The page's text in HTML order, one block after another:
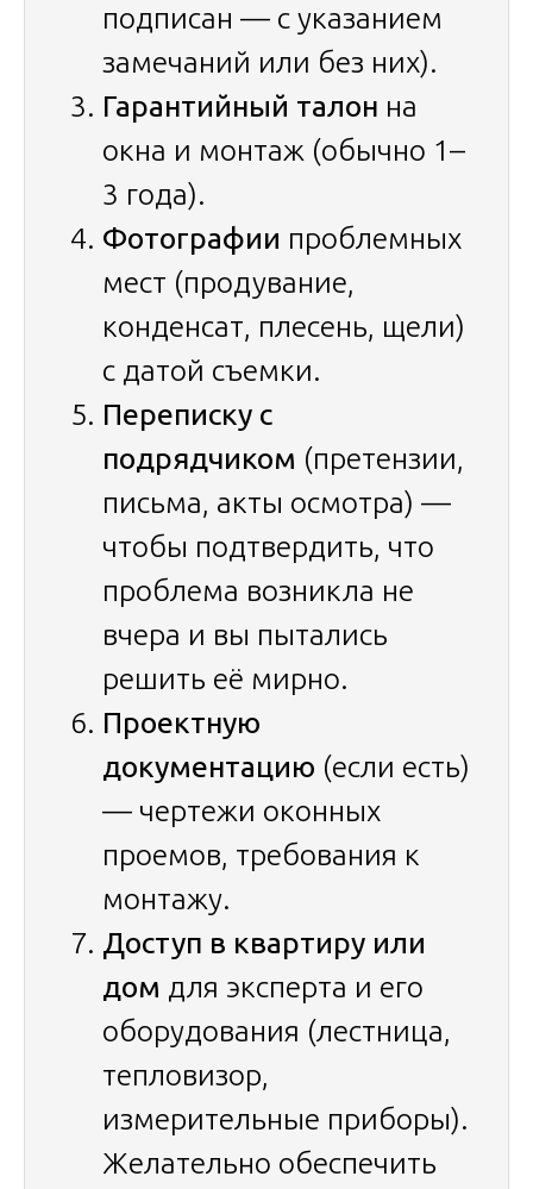
подписан — с указанием
замечаний или без них).
Гарантийный талон на
окна и монтаж (обычно 1–
3 года).
Фотографии проблемных
мест (продувание,
конденсат, плесень, щели)
с датой съемки.
Переписку с
подрядчиком (претензии,
письма, акты осмотра) —
чтобы подтвердить, что
проблема возникла не
вчера и вы пытались
решить её мирно.
Проектную
документацию (если есть)
— чертежи оконных
проемов, требования к
монтажу.
Доступ в квартиру или
дом для эксперта и его
оборудования (лестница,
тепловизор,
измерительные приборы).
Желательно обеспечить